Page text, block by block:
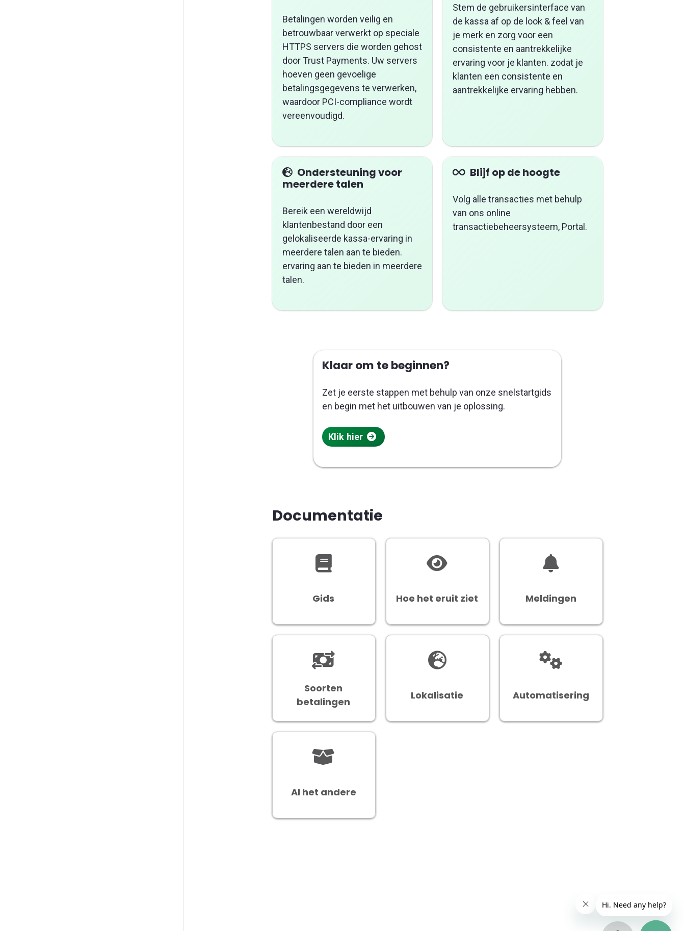
Betalingen worden veilig en
betrouwbaar verwerkt op speciale
HTTPS servers die worden gehost
door Trust Payments. Uw servers
hoeven geen gevoelige
betalingsgegevens te verwerken,
waardoor PCI-compliance wordt
vereenvoudigd.
Stem de gebruikersinterface van
de kassa af op de look & feel van
je merk en zorg voor een
consistente en aantrekkelijke
ervaring voor je klanten. zodat je
klanten een consistente en
aantrekkelijke ervaring hebben.
Ondersteuning voor
meerdere talen
Bereik een wereldwijd
klantenbestand door een
gelokaliseerde kassa-ervaring in
meerdere talen aan te bieden.
ervaring aan te bieden in meerdere
talen.
Blijf op de hoogte
Volg alle transacties met behulp
van ons online
transactiebeheersysteem, Portal.
Klaar om te beginnen?
Zet je eerste stappen met behulp van onze snelstartgids
en begin met het uitbouwen van je oplossing.
Klik hier
Documentatie
Gids Hoe het eruit ziet Meldingen
Soorten
betalingen
Lokalisatie Automatisering
Al het andere